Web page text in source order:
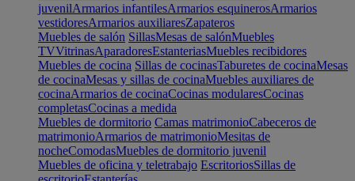
juvenilArmarios infantilesArmarios esquinerosArmarios
vestidoresArmarios auxiliaresZapateros
Muebles de salón SillasMesas de salónMuebles
TVVitrinasAparadoresEstanteriasMuebles recibidores
Muebles de cocina Sillas de cocinasTaburetes de cocinaMesas
de cocinaMesas y sillas de cocinaMuebles auxiliares de
cocinaArmarios de cocinaCocinas modularesCocinas
completasCocinas a medida
Muebles de dormitorio Camas matrimonioCabeceros de
matrimonioArmarios de matrimonioMesitas de
nocheComodasMuebles de dormitorio juvenil
Muebles de oficina y teletrabajo EscritoriosSillas de